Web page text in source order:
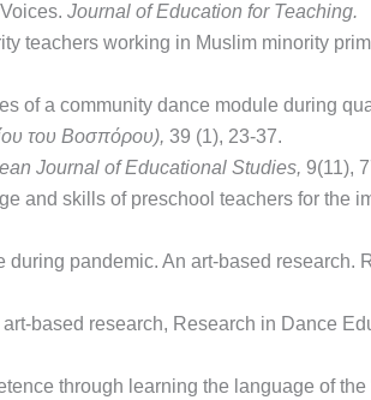
Journal of Education for Teaching.
teachers working in Muslim minority
of a community dance module during
του Βοσπόρου), 39 (1), 23-37.
Journal of Educational Studies, 9(11),
and skills of preschool teachers for the
pandemic. An art-based research.
based research, Research in Dance
through learning the language of the